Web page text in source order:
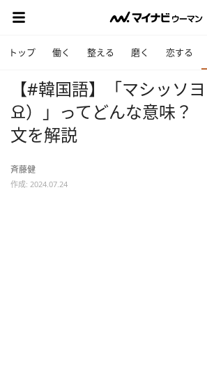
トップ 働く 整える 磨く 恋する
【#韓国語】「マシッソ
요）」ってどんな意味
文を解説
斉藤健
作成: 2024.07.24